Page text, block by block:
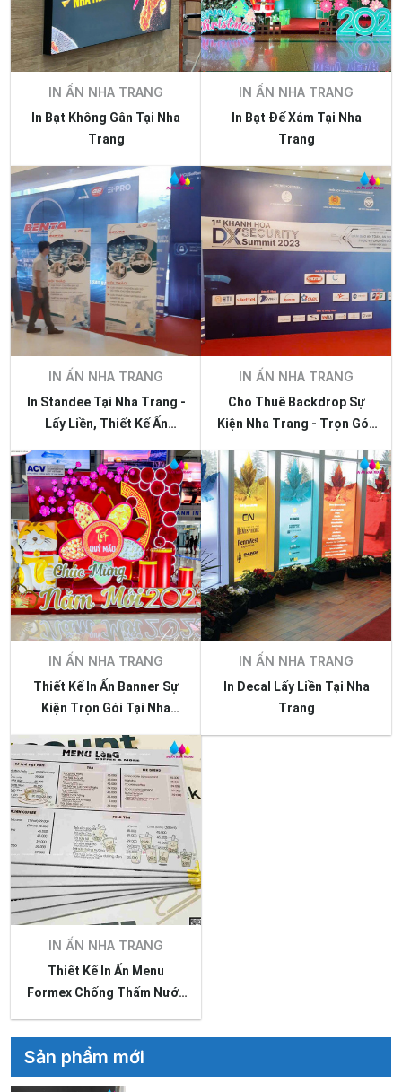
Sản phẩm mới
IN ẤN NHA TRANG
In Bạt Không Gân Tại Nha
Trang
IN ẤN NHA TRANG
In Bạt Đế Xám Tại Nha
Trang
IN ẤN NHA TRANG
In Standee Tại Nha Trang -
Lấy Liền, Thiết Kế Ấn
IN ẤN NHA TRANG
Cho Thuê Backdrop Sự
Kiện Nha Trang - Trọn Gói,
IN ẤN NHA TRANG
Thiết Kế In Ấn Banner Sự
Kiện Trọn Gói Tại Nha
IN ẤN NHA TRANG
In Decal Lấy Liền Tại Nha
Trang
IN ẤN NHA TRANG
Thiết Kế In Ấn Menu
Formex Chống Thấm Nước